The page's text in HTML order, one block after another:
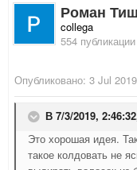
Роман
collega
554 публикации
Опубликовано: 3 Jul 2019
В 7/3/2019,
Это хорошая идея.
такое колдовать не